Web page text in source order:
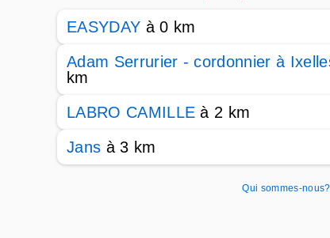
EASYDAY à 0 km
Adam Serrurier - cordonnier à
km
LABRO CAMILLE à 2 km
Jans à 3 km
Qui sommes-nous?